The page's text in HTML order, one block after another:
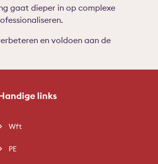
gaat dieper in op complexe
en voldoen aan de
links
Wft
PE